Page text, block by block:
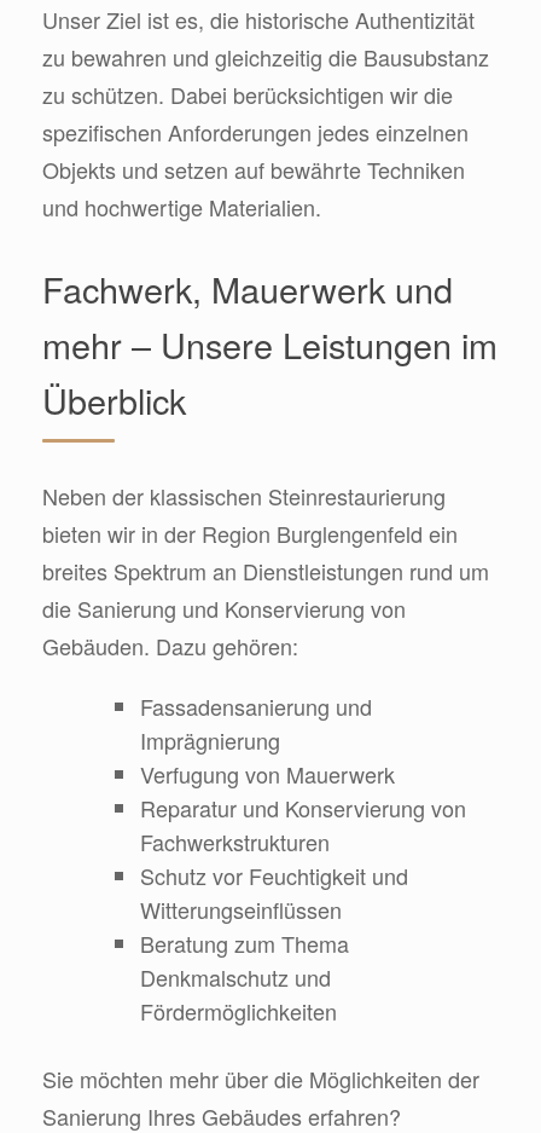
Unser Ziel ist es, die historische Authentizität
zu bewahren und gleichzeitig die Bausubstanz
zu schützen. Dabei berücksichtigen wir die
spezifischen Anforderungen jedes einzelnen
Objekts und setzen auf bewährte Techniken
und hochwertige Materialien.
Fachwerk, Mauerwerk und
mehr – Unsere Leistungen im
Überblick
Neben der klassischen Steinrestaurierung
bieten wir in der Region Burglengenfeld ein
breites Spektrum an Dienstleistungen rund um
die Sanierung und Konservierung von
Gebäuden. Dazu gehören:
Fassadensanierung und
Imprägnierung
Verfugung von Mauerwerk
Reparatur und Konservierung von
Fachwerkstrukturen
Schutz vor Feuchtigkeit und
Witterungseinflüssen
Beratung zum Thema
Denkmalschutz und
Fördermöglichkeiten
Sie möchten mehr über die Möglichkeiten der
Sanierung Ihres Gebäudes erfahren?